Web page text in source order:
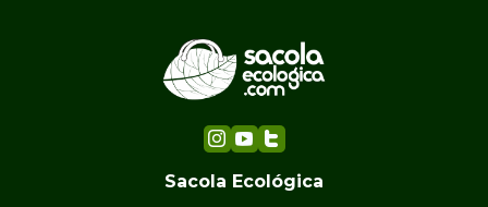
Sacola Ecológica